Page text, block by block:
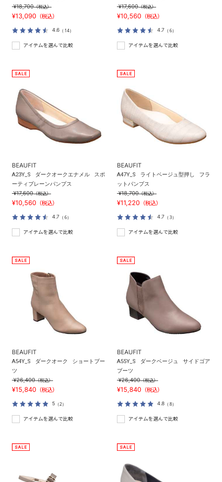
¥18,700（税込）
¥13,090 （税込）
4.6 （14）
アイテムを選んで比較
¥17,600（税込）
¥10,560 （税込）
4.7 （6）
アイテムを選んで比較
BEAUFIT
A23Y_S ダークオークエナメル
スポ
ーティプレーンパンプス
¥17,600（税込）
¥10,560 （税込）
4.7 （6）
アイテムを選んで比較
BEAUFIT
A47Y_S ライトベージュ型押し
フラ
ットパンプス
¥18,700（税込）
¥11,220 （税込）
4.7 （3）
アイテムを選んで比較
BEAUFIT
A54Y_S ダークオーク
ショートブー
ツ
¥26,400（税込）
¥15,840 （税込）
5（2）
アイテムを選んで比較
BEAUFIT
A55Y_S ダークベージュ
サイドゴア
ブーツ
¥26,400（税込）
¥15,840 （税込）
4.8 （8）
アイテムを選んで比較